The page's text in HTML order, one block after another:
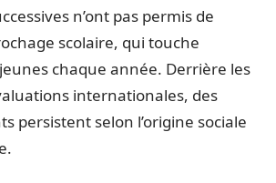
n’ont pas permis de
scolaire, qui touche
chaque année. Derrière les
internationales, des
persistent selon l’origine sociale